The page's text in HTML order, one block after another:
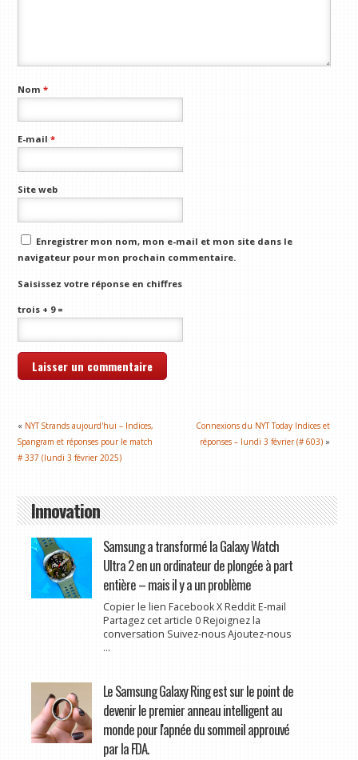
Nom*
E-mail*
Site web
Enregistrer mon nom, mon e-mail et mon site dans le
navigateur pour mon prochain commentaire.
Saisissez votre réponse en chiffres
trois + 9 =
« NYT Strands aujourd'hui – Indices,
Spangram et réponses pour le match
# 337 (lundi 3 février 2025)
Connexions du NYT Today Indices et
réponses – lundi 3 février (# 603) »
Innovation
Samsung a transformé la Galaxy Watch
Ultra 2 en un ordinateur de plongée à part
entière – mais il y a un problème
Copier le lien Facebook X Reddit E-mail
Partagez cet article 0 Rejoignez la
conversation Suivez-nous Ajoutez-nous
...
Le Samsung Galaxy Ring est sur le point de
devenir le premier anneau intelligent au
monde pour l'apnée du sommeil approuvé
par la FDA.